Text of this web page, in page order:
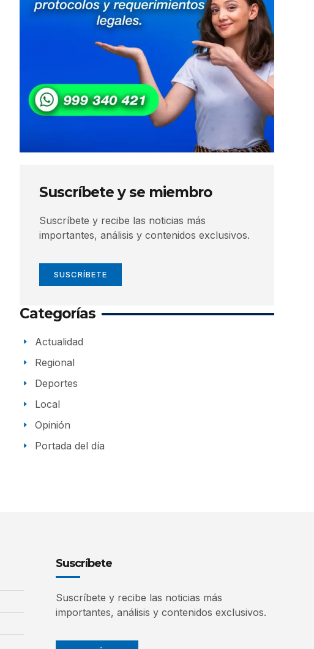
Suscríbete y se miembro
Suscríbete y recibe las noticias más
importantes, análisis y contenidos exclusivos.
SUSCRÍBETE
Categorías
Actualidad
Regional
Deportes
Local
Opinión
Portada del día
Suscríbete
Suscríbete y recibe las noticias más
importantes, análisis y contenidos exclusivos.